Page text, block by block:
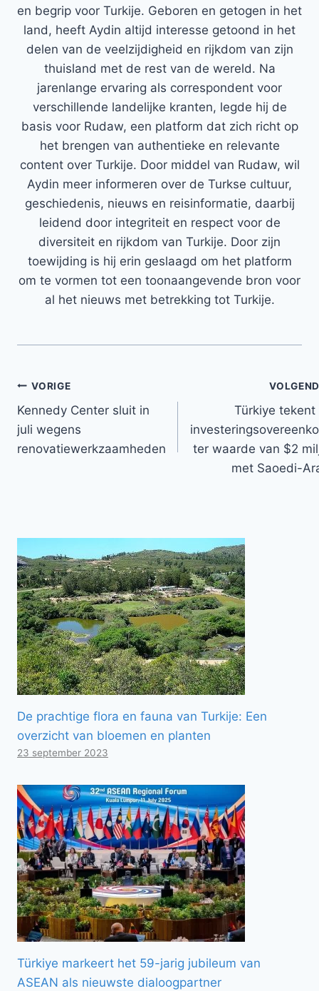
en begrip voor Turkije. Geboren en getogen in het
land, heeft Aydin altijd interesse getoond in het
delen van de veelzijdigheid en rijkdom van zijn
thuisland met de rest van de wereld. Na
jarenlange ervaring als correspondent voor
verschillende landelijke kranten, legde hij de
basis voor Rudaw, een platform dat zich richt op
het brengen van authentieke en relevante
content over Turkije. Door middel van Rudaw, wil
Aydin meer informeren over de Turkse cultuur,
geschiedenis, nieuws en reisinformatie, daarbij
leidend door integriteit en respect voor de
diversiteit en rijkdom van Turkije. Door zijn
toewijding is hij erin geslaagd om het platform
om te vormen tot een toonaangevende bron voor
al het nieuws met betrekking tot Turkije.
Bericht
navigatie
VORIGE
Kennedy Center sluit in
juli wegens
renovatiewerkzaamheden
Türkiye tekent
ter waarde van $2
met Saoedi-
De prachtige flora en fauna van Turkije: Een
overzicht van bloemen en planten
23 september 2023
Türkiye markeert het 59-jarig jubileum van
ASEAN als nieuwste dialoogpartner